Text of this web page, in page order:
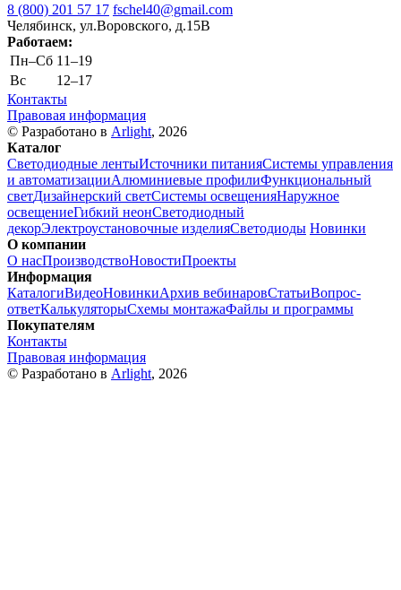
8 (800) 201 57 17 fschel40@gmail.com
Челябинск, ул.Воровского, д.15В
Работаем:
Пн–Cб 11–19
Вс
12–17
Контакты
Правовая информация
© Разработано в Arlight, 2026
Каталог
Светодиодные лентыИсточники питанияСистемы управления
и автоматизацииАлюминиевые профилиФункциональный
светДизайнерский светСистемы освещенияНаружное
освещениеГибкий неонСветодиодный
декорЭлектроустановочные изделияСветодиоды Новинки
О компании
О насПроизводствоНовостиПроекты
Информация
КаталогиВидеоНовинкиАрхив вебинаровСтатьиВопрос-
ответКалькуляторыСхемы монтажаФайлы и программы
Покупателям
Контакты
Правовая информация
© Разработано в Arlight, 2026